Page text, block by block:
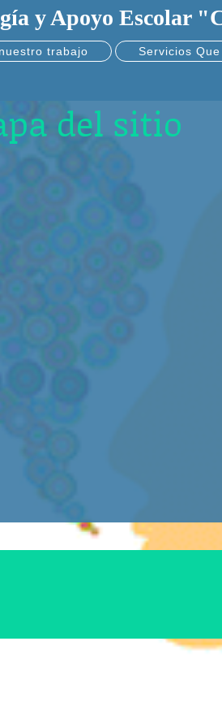
y Apoyo Escolar
trabajo Servicios
del sitio